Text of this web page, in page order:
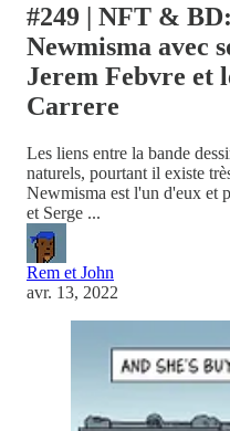
#249 | NFT &
Newmisma avec
Jerem Febvre et
Carrere
Les liens entre la bande
naturels, pourtant il existe
Newmisma est l'un d'eux et
et Serge ...
Rem et John
avr. 13, 2022